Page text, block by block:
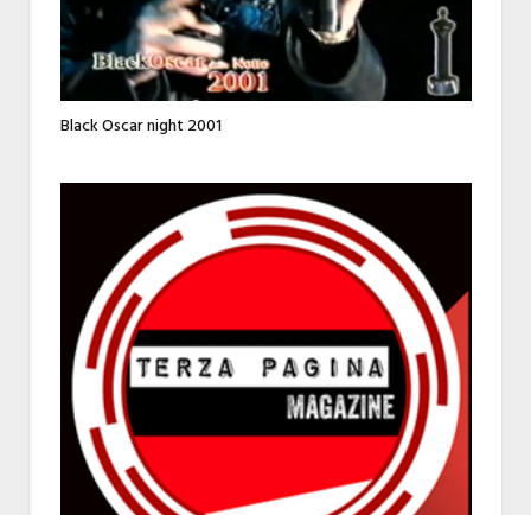
Black Oscar night 2001